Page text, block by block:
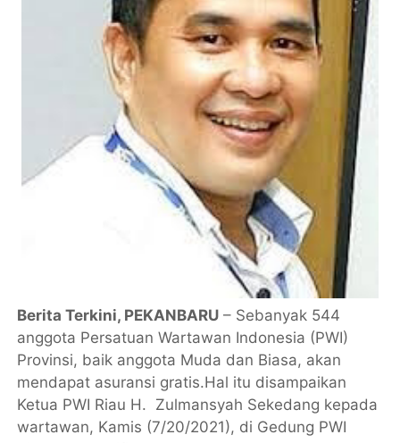
Berita Terkini, PEKANBARU – Sebanyak 544
anggota Persatuan Wartawan Indonesia (PWI)
Provinsi, baik anggota Muda dan Biasa, akan
mendapat asuransi gratis.Hal itu disampaikan
Ketua PWI Riau H. Zulmansyah Sekedang kepada
wartawan, Kamis (7/20/2021), di Gedung PWI